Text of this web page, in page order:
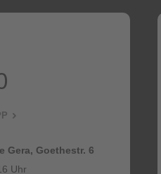
Gera, Goethestr. 6
Uhr